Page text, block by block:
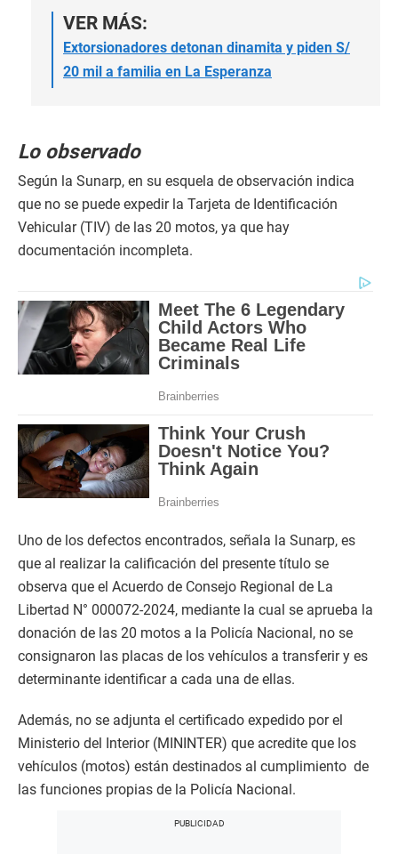
VER MÁS:
Extorsionadores detonan dinamita y piden S/
20 mil a familia en La Esperanza
Lo observado
Según la Sunarp, en su esquela de observación indica
que no se puede expedir la Tarjeta de Identificación
Vehicular (TIV) de las 20 motos, ya que hay
documentación incompleta.
Uno de los defectos encontrados, señala la Sunarp, es
que al realizar la calificación del presente título se
observa que el Acuerdo de Consejo Regional de La
Libertad N° 000072-2024, mediante la cual se aprueba la
donación de las 20 motos a la Policía Nacional, no se
consignaron las placas de los vehículos a transferir y es
determinante identificar a cada una de ellas.
Además, no se adjunta el certificado expedido por el
Ministerio del Interior (MININTER) que acredite que los
vehículos (motos) están destinados al cumplimiento de
las funciones propias de la Policía Nacional.